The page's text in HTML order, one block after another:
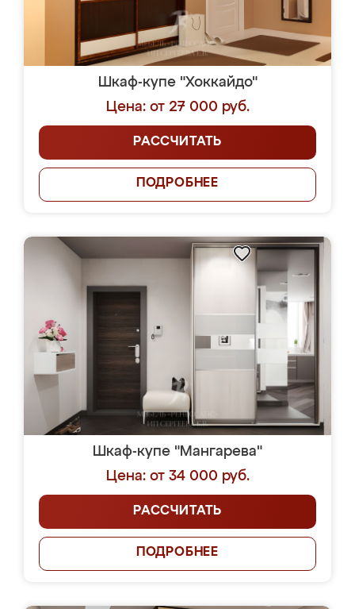
Шкаф-купе "Хоккайдо"
Цена: от 27 000 руб.
РАССЧИТАТЬ
ПОДРОБНЕЕ
Шкаф-купе "Мангарева"
Цена: от 34 000 руб.
РАССЧИТАТЬ
ПОДРОБНЕЕ